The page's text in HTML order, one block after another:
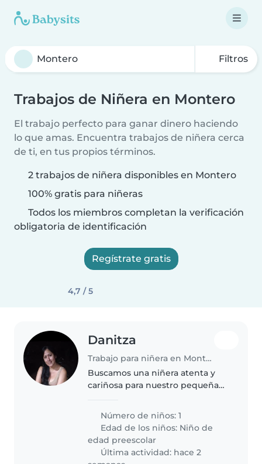
Filtros
Trabajos de Niñera en Montero
El trabajo perfecto para ganar dinero haciendo
lo que amas. Encuentra trabajos de niñera cerca
de ti, en tus propios términos.
2 trabajos de niñera disponibles en Montero
100% gratis para niñeras
Todos los miembros completan la verificación
obligatoria de identificación
Regístrate gratis
4,7 / 5
Danitza
Trabajo para niñera en Montero
Buscamos una niñera atenta y
cariñosa para nuestro pequeña
curiosidad. Necesitamos alguien
cómodo con cocinar y hacer
tareas del hogar, además de
experiencia..
Número de niños: 1
Edad de los niños: Niño de
edad preescolar
Última actividad: hace 2